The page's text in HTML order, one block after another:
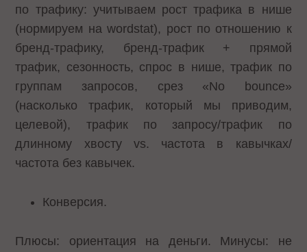
по трафику: учитываем рост трафика в нише
(нормируем на wordstat), рост по отношению к
бренд-трафику, бренд-трафик + прямой
трафик, сезонность, спрос в нише, трафик по
группам запросов, срез «No bounce»
(насколько трафик, который мы приводим,
целевой), трафик по запросу/трафик по
длинному хвосту vs. частота в кавычках/
частота без кавычек.
Конверсия.
Плюсы: ориентация на деньги. Минусы: не